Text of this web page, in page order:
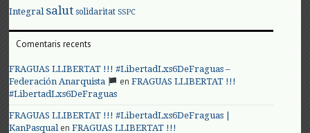
Integral salut solidaritat SSPC
Comentaris recents
FRAGUAS LLIBERTAT !!! #LibertadLxs6DeFraguas –
Federación Anarquista
enFRAGUAS LLIBERTAT !!!
#LibertadLxs6DeFraguas
FRAGUAS LLIBERTAT !!! #LibertadLxs6DeFraguas |
KanPasqualenFRAGUAS LLIBERTAT !!!